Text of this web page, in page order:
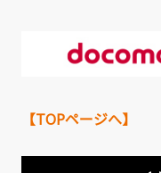
【TOPページへ】